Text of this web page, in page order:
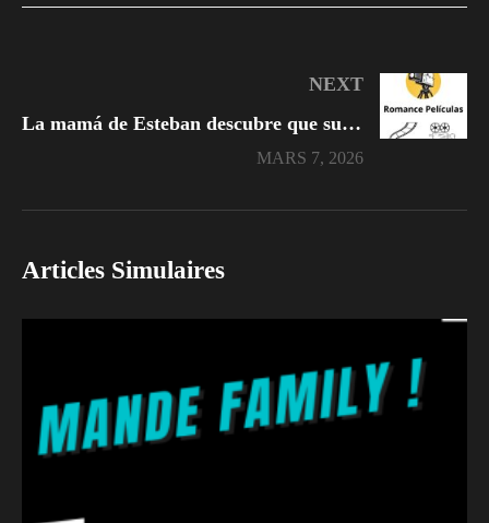
NEXT
La mamá de Esteban descubre que su exmarido seduce a Sofía
MARS 7, 2026
Articles Simulaires